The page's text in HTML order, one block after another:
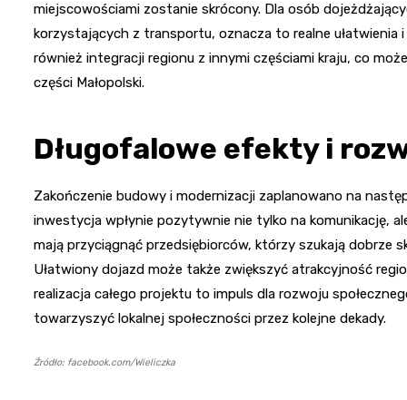
miejscowościami zostanie skrócony. Dla osób
korzystających z transportu, oznacza to realne
również integracji regionu z innymi częściami kraju, co
części Małopolski.
Długofalowe efekty i
Zakończenie budowy i modernizacji zaplanowano na
inwestycja wpłynie pozytywnie nie tylko na komunikację,
mają przyciągnąć przedsiębiorców, którzy szukają dobrze
Ułatwiony dojazd może także zwiększyć atrakcyjność
realizacja całego projektu to impuls dla rozwoju
towarzyszyć lokalnej społeczności przez kolejne dekady.
Źródło: facebook.com/Wieliczka